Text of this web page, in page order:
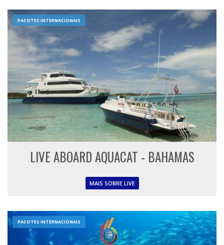
PACOTES INTERNACIONAIS
LIVE ABOARD AQUACAT - BAHAMAS
MAIS SOBRE LIVE
PACOTES INTERNACIONAIS